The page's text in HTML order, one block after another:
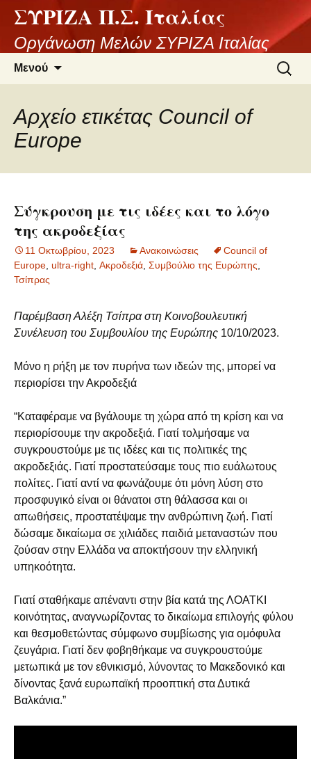
περιεχόμενο
ΣΥΡΙΖΑ Π.Σ. Ιταλίας
Οργάνωση Μελών ΣΥΡΙΖΑ Ιταλίας
Μενού
για:
Αρχείο ετικέτας Council of
Europe
Σύγκρουση με τις ιδέες και το λόγο
της ακροδεξίας
11 Οκτωβρίου, 2023 Ανακοινώσεις
Council of
Europe ultra-right Ακροδεξιά Συμβούλιο της Ευρώπης
Τσίπρας
Παρέμβαση Αλέξη Τσίπρα στη Κοινοβουλευτική
Συνέλευση του Συμβουλίου της Ευρώπης 10/10/2023.
Μόνο η ρήξη με τον πυρήνα των ιδεών της, μπορεί να
περιορίσει την Ακροδεξιά
“Καταφέραμε να βγάλουμε τη χώρα από τη κρίση και να
περιορίσουμε την ακροδεξιά. Γιατί τολμήσαμε να
συγκρουστούμε με τις ιδέες και τις πολιτικές της
ακροδεξιάς. Γιατί προστατεύσαμε τους πιο ευάλωτους
πολίτες. Γιατί αντί να φωνάζουμε ότι μόνη λύση στο
προσφυγικό είναι οι θάνατοι στη θάλασσα και οι
απωθήσεις, προστατέψαμε την ανθρώπινη ζωή. Γιατί
δώσαμε δικαίωμα σε χιλιάδες παιδιά μεταναστών που
ζούσαν στην Ελλάδα να αποκτήσουν την ελληνική
υπηκοότητα.
Γιατί σταθήκαμε απέναντι στην βία κατά της ΛΟΑΤΚΙ
κοινότητας, αναγνωρίζοντας το δικαίωμα επιλογής φύλου
και θεσμοθετώντας σύμφωνο συμβίωσης για ομόφυλα
ζευγάρια. Γιατί δεν φοβηθήκαμε να συγκρουστούμε
μετωπικά με τον εθνικισμό, λύνοντας το Μακεδονικό και
δίνοντας ξανά ευρωπαϊκή προοπτική στα Δυτικά
Βαλκάνια.”